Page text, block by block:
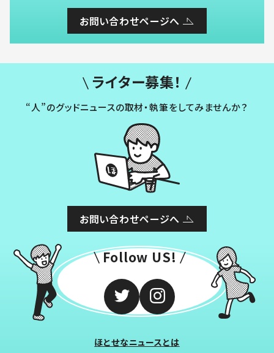
お問い合わせページへ
ライター募集！
“人”のグッドニュースの取材・執筆をしてみませんか？
お問い合わせページへ
Follow US!
ほとせなニュースとは